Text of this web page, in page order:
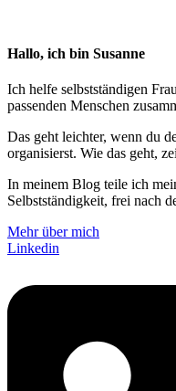
Hallo, ich bin Susanne
Ich helfe selbstständigen
passenden Menschen
Das geht leichter, wenn du
organisierst. Wie das geht,
In meinem Blog teile ich
Selbstständigkeit, frei nach
Mehr über mich
Linkedin